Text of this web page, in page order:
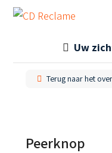
Uw
Terug naar het
Peerknop